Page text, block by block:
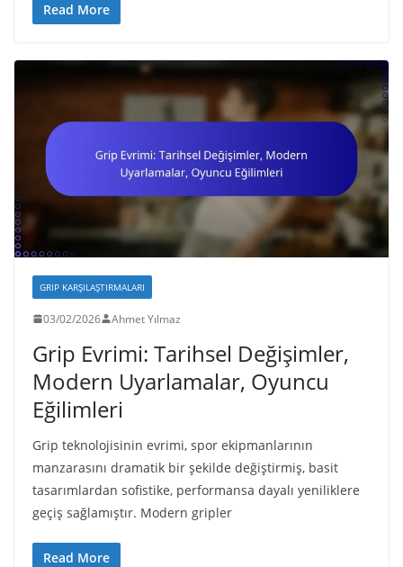
Read More
GRIP KARŞILAŞTIRMALARI
03/02/2026 Ahmet Yılmaz
Grip Evrimi: Tarihsel Değişimler,
Modern Uyarlamalar, Oyuncu
Eğilimleri
Grip teknolojisinin evrimi, spor ekipmanlarının
manzarasını dramatik bir şekilde değiştirmiş, basit
tasarımlardan sofistike, performansa dayalı yeniliklere
geçiş sağlamıştır. Modern gripler
Read More